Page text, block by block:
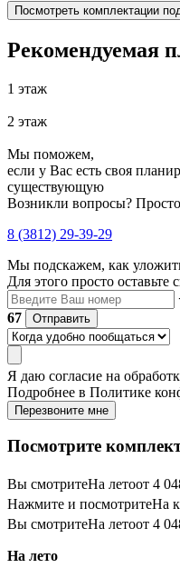
Посмотреть комплектации
Рекомендуемая
1 этаж
2 этаж
Мы поможем,
если у Вас есть своя
существующую
Возникли вопросы?
8 (3812) 29-39-29
Мы подскажем, как
Для этого просто
67
Отправить
Я даю согласие на
Подробнее в Политике
Перезвоните мне
Посмотрите
Вы смотритеНа летоот 4
Нажмите и посмотритеНа
Вы смотритеНа летоот 4
На лето